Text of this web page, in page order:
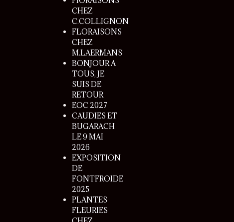
CHEZ
C.COLLIGNON
FLORAISONS
CHEZ
M.LAERMANS
BONJOUR A
TOUS, JE
SUIS DE
RETOUR
EOC 2027
CAUDIES ET
BUGARACH
LE 9 MAI
2026
EXPOSITION
DE
FONTFROIDE
2025
PLANTES
FLEURIES